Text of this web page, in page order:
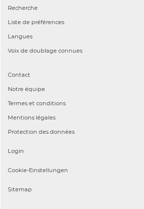
Recherche
Liste de préférences
Langues
Voix de doublage connues
Contact
Notre équipe
Termes et conditions
Mentions légales
Protection des données
Login
Cookie-Einstellungen
Sitemap